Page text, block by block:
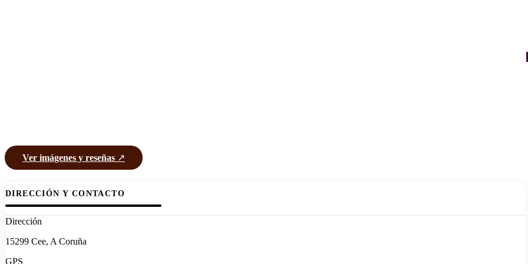
Ver imágenes y reseñas ↗
DIRECCIÓN Y CONTACTO
Dirección
15299 Cee, A Coruña
GPS